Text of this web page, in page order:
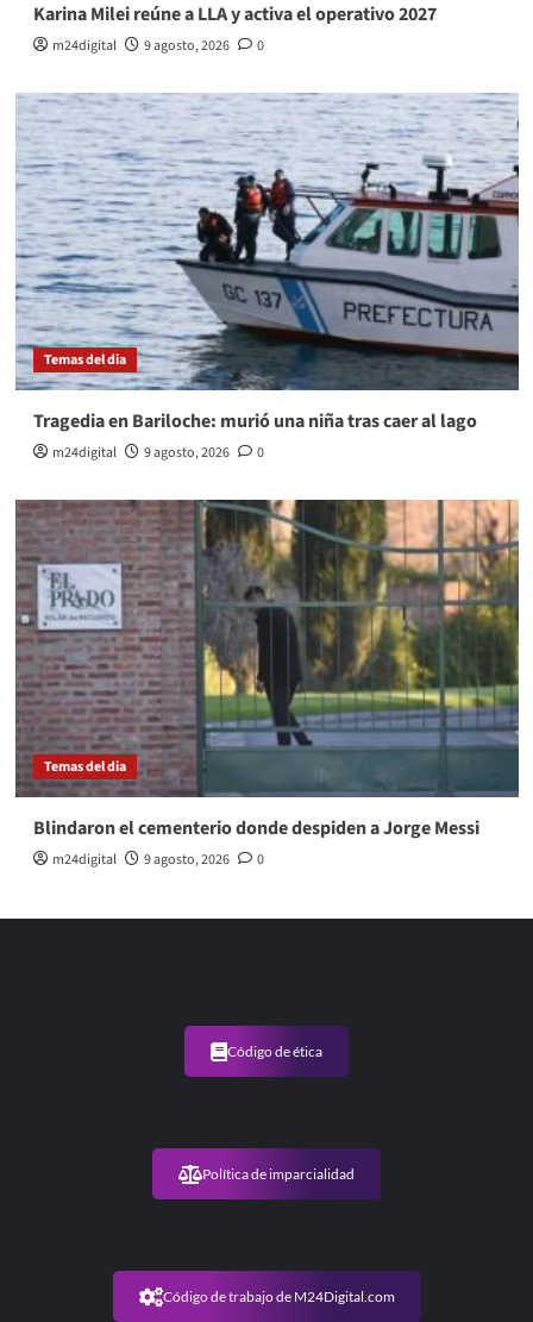
Karina Milei reúne a LLA y activa el operativo 2027
m24digital 9 agosto, 2026 0
Temas del dia
Tragedia en Bariloche: murió una niña tras caer al lago
m24digital 9 agosto, 2026 0
Temas del dia
Blindaron el cementerio donde despiden a Jorge Messi
m24digital 9 agosto, 2026 0
Código de ética
Política de imparcialidad
Código de trabajo de M24Digital.com